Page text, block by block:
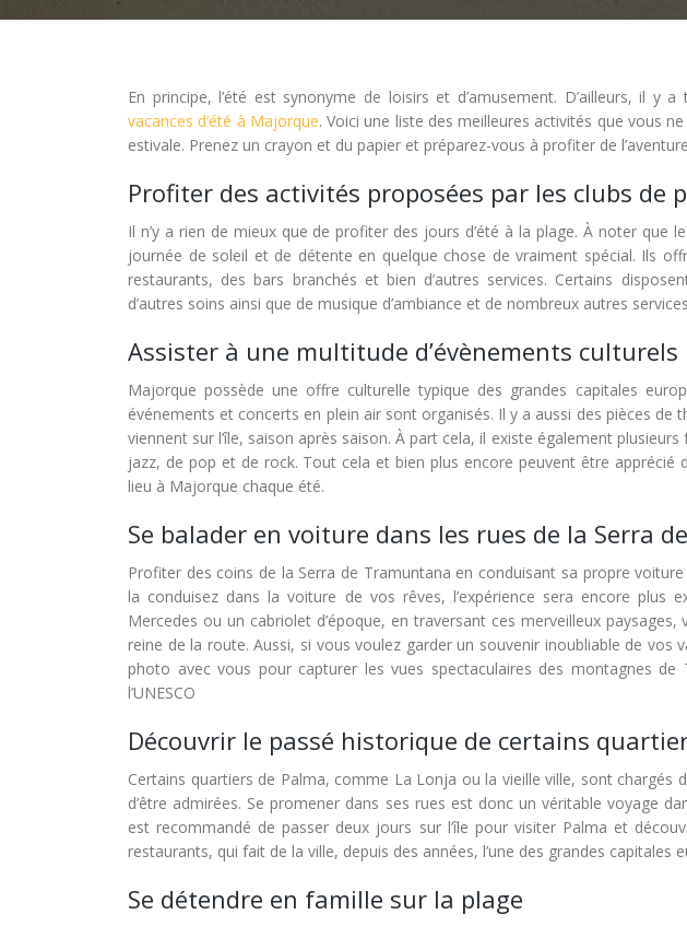
En principe, l’été est synonyme de loisirs et d’amusement. D’ailleurs, il y
vacances d’été à Majorque. Voici une liste des meilleures activités que vous
estivale. Prenez un crayon et du papier et préparez-vous à profiter de
Profiter des activités proposées par les clubs de
Il n’y a rien de mieux que de profiter des jours d’été à la plage. À noter que
journée de soleil et de détente en quelque chose de vraiment spécial. Ils
restaurants, des bars branchés et bien d’autres services. Certains
d’autres soins ainsi que de musique d’ambiance et de nombreux autres
Assister à une multitude d’évènements culturels
Majorque possède une offre culturelle typique des grandes capitales
événements et concerts en plein air sont organisés. Il y a aussi des pièces de
viennent sur l’île, saison après saison. À part cela, il existe également
jazz, de pop et de rock. Tout cela et bien plus encore peuvent être apprécié
lieu à Majorque chaque été.
Se balader en voiture dans les rues de la Serra
Profiter des coins de la Serra de Tramuntana en conduisant sa propre
la conduisez dans la voiture de vos rêves, l’expérience sera encore plus
Mercedes ou un cabriolet d’époque, en traversant ces merveilleux
reine de la route. Aussi, si vous voulez garder un souvenir inoubliable de vos
photo avec vous pour capturer les vues spectaculaires des montagnes
l’UNESCO
Découvrir le passé historique de certains
Certains quartiers de Palma, comme La Lonja ou la vieille ville, sont chargés
d’être admirées. Se promener dans ses rues est donc un véritable voyage
est recommandé de passer deux jours sur l’île pour visiter Palma et
restaurants, qui fait de la ville, depuis des années, l’une des grandes capitales
Se détendre en famille sur la plage